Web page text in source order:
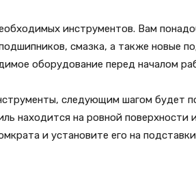
инструментов. Вам
смазка, а также новые
оборудование перед началом
следующим шагом будет
находится на ровной поверхности
и установите его на